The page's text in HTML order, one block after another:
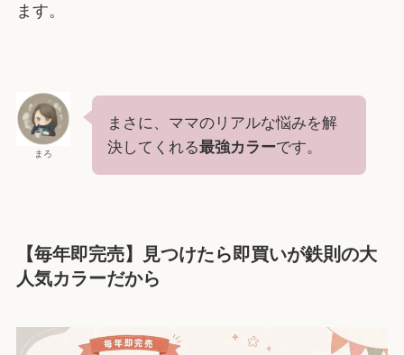
ます。
まろ
まさに、ママのリアルな悩みを解
決してくれる最強カラーです。
【毎年即完売】見つけたら即買いが鉄則の大
人気カラーだから